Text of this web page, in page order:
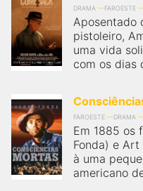
DRAMA FAROESTE
Aposentado
pistoleiro,
uma vida
com os dias
FAROESTE DRAMA
Em 1885 os
Fonda) e
à uma
americano